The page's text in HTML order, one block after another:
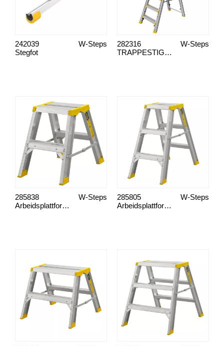
Stegfot
W-Steps
242039
TRAPPESTIGE 55S PROF
W-Steps
282316
Arbeidsplattform, 55TP 2-trinn
W-Steps
285838
Arbeidsplattform, 55TP 3-trinn
W-Steps
285805